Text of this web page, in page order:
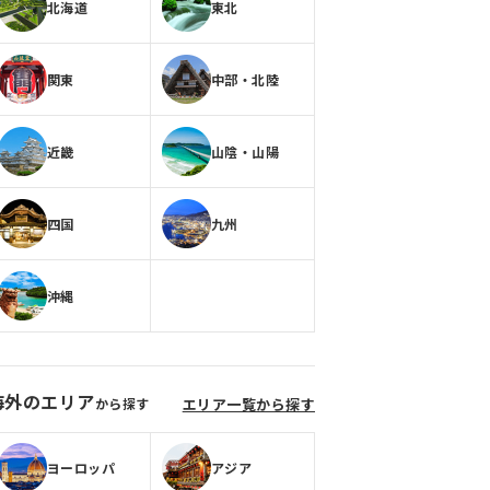
北海道 東北
関東 中部・北陸
近畿 山陰・山陽
四国 九州
沖縄
外のエリアから探す エリア一覧から探す
ヨーロッパ アジア